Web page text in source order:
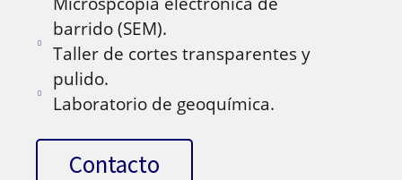
barrido (SEM).
Taller de cortes transparentes y
pulido.
Laboratorio de geoquímica.
Contacto